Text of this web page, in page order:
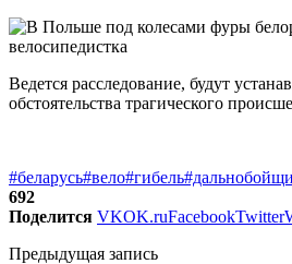
Ведется расследование, будут
обстоятельства трагического
#беларусь#вело#гибель
692
Поделится VKOK.ruFacebookTwitter
Предыдущая запись